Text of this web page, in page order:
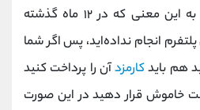
دلار در سال مواجه شوید؛ به این معنی که در ۱۲ ماه گذشته
انجام نداده‌اید، پس اگر شما
هم بایدکارمزدآن را پرداخت کنید
خاموش قرار دهید در این صورت